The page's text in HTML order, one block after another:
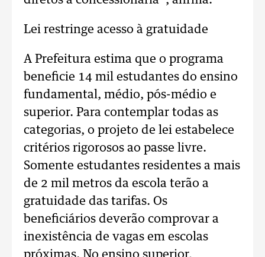
Lei restringe acesso à gratuidade
A Prefeitura estima que o programa
beneficie 14 mil estudantes do ensino
fundamental, médio, pós-médio e
superior. Para contemplar todas as
categorias, o projeto de lei estabelece
critérios rigorosos ao passe livre.
Somente estudantes residentes a mais
de 2 mil metros da escola terão a
gratuidade das tarifas. Os
beneficiários deverão comprovar a
inexistência de vagas em escolas
próximas. No ensino superior,